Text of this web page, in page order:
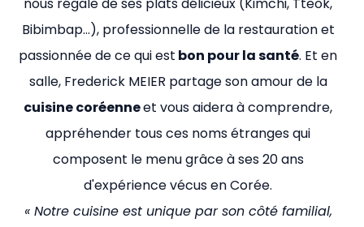
nous régale de ses plats délicieux (Kimchi, Tteok,
Bibimbap…), professionnelle de la restauration et
passionnée de ce qui est bon pour la santé. Et en
salle, Frederick MEIER partage son amour de la
cuisine coréenneet vous aidera à comprendre,
appréhender tous ces noms étranges qui
composent le menu grâce à ses 20 ans
d'expérience vécus en Corée.
« Notre cuisine est unique par son côté familial,